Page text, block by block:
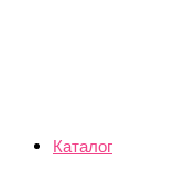
Каталог